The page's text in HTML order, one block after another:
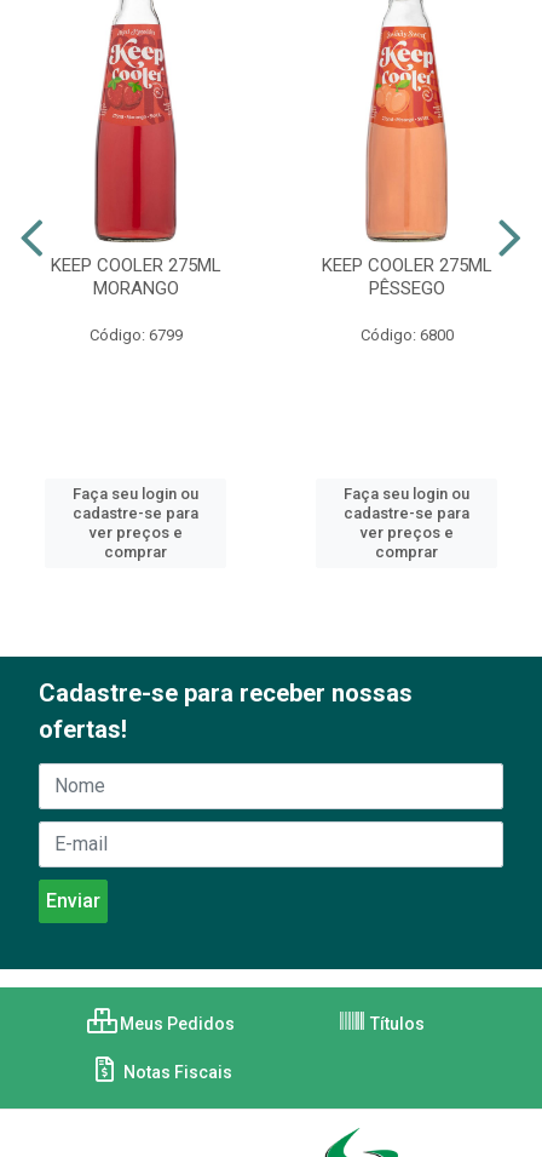
KEEP COOLER 275ML
MORANGO
Código: 6799
Faça seu login ou
cadastre-se para
ver preços e
comprar
KEEP COOLER 275ML
PÊSSEGO
Código: 6800
Faça seu login ou
cadastre-se para
ver preços e
comprar
Cadastre-se para receber nossas
ofertas!
Meus Pedidos Títulos
Notas Fiscais